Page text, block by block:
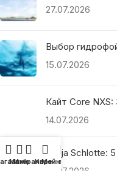
27.07.2026
Выбор
15.07.2026
Кайт Core
14.07.2026
Ranja Schlotte:
13.07.2026
Меню
Избранное
Корзина
Мой аккаунт